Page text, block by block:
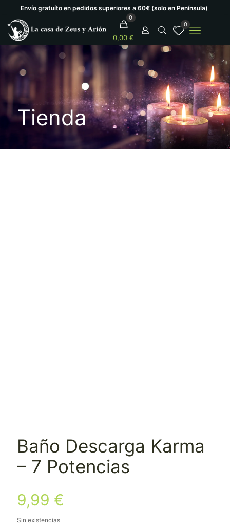
Envío gratuíto en pedidos superiores a 60€ (solo en Península)
0
0,00 €
0
Tienda
Baño Descarga Karma
– 7 Potencias
9,99 €
Sin existencias